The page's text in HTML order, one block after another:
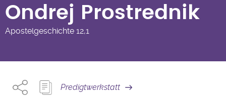
Ondrej Prostrednik
Apostelgeschichte 12,1
Predigtwerkstatt